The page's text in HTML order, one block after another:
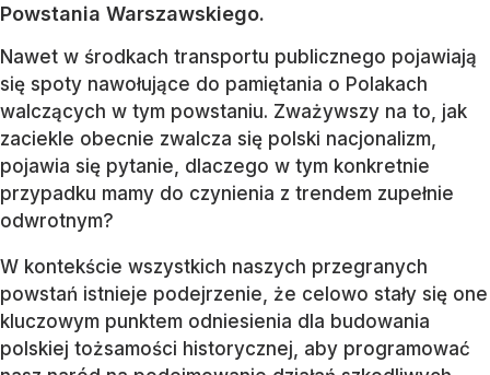
Powstania Warszawskiego.
Nawet w środkach transportu publicznego pojawiają
się spoty nawołujące do pamiętania o Polakach
walczących w tym powstaniu. Zważywszy na to, jak
zaciekle obecnie zwalcza się polski nacjonalizm,
pojawia się pytanie, dlaczego w tym konkretnie
przypadku mamy do czynienia z trendem zupełnie
odwrotnym?
W kontekście wszystkich naszych przegranych
powstań istnieje podejrzenie, że celowo stały się one
kluczowym punktem odniesienia dla budowania
polskiej tożsamości historycznej, aby programować